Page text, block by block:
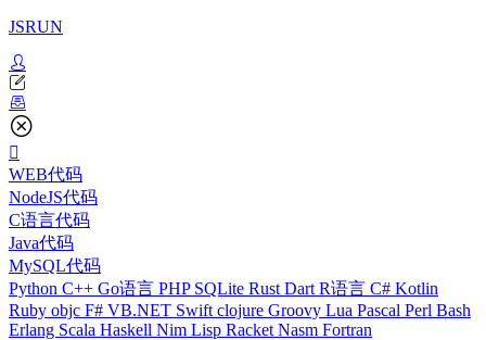
JSRUN
WEB代码
NodeJS代码
C语言代码
Java代码
MySQL代码
Python C++ Go语言 PHP SQLite Rust Dart R语言 C# Kotlin
Ruby objc F# VB.NET Swift clojure Groovy Lua Pascal Perl Bash
Erlang Scala Haskell Nim Lisp Racket Nasm Fortran